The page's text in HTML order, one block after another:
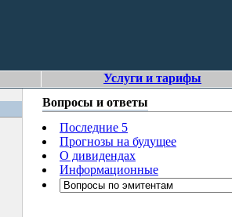
Услуги и тарифы
Вопросы и ответы
Последние 5
Прогнозы на будущее
О дивидендах
Информационные